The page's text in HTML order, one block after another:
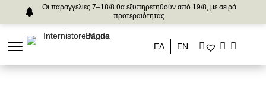
Οι παραγγελίες 7–18/8 θα εξυπηρετηθούν από 19/8, με σειρά
προτεραιότητας
ΕΛ ΕΝ